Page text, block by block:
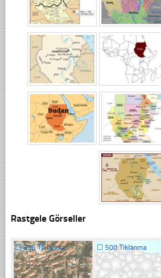
Rastgele Görseller
☐356 Tıklanma ☐500 Tıklanma